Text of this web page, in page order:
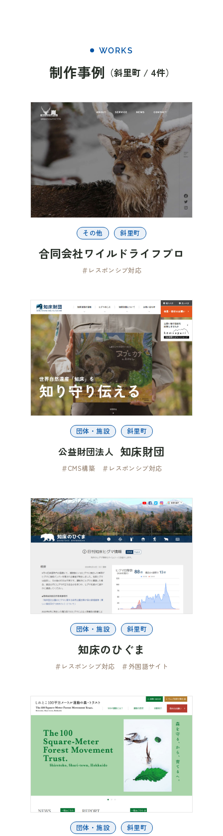
WORKS
制作事例 （斜里町 / 4件）
その他 斜里町
合同会社ワイルドライフプロ
＃レスポンシブ対応
団体・施設 斜里町
公益財団法人 知床財団
＃CMS構築 ＃レスポンシブ対応
団体・施設 斜里町
知床のひぐま
＃レスポンシブ対応 ＃外国語サイト
団体・施設 斜里町